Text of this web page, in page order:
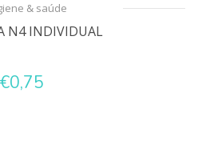
& saúde
N4 INDIVIDUAL
€0,75